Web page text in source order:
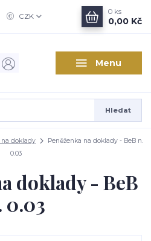
Menu
CZK
Hledat
0 ks
0,00 Kč
na doklady
Peněženka na doklady - BeB n.
0.03
doklady - BeB
0.03